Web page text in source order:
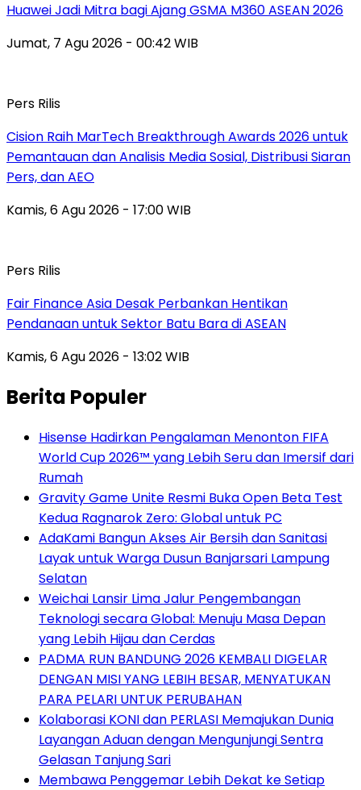
Huawei Jadi Mitra bagi Ajang GSMA M360 ASEAN 2026
Jumat, 7 Agu 2026 - 00:42 WIB
Pers Rilis
Cision Raih MarTech Breakthrough Awards 2026 untuk
Pemantauan dan Analisis Media Sosial, Distribusi Siaran
Pers, dan AEO
Kamis, 6 Agu 2026 - 17:00 WIB
Pers Rilis
Fair Finance Asia Desak Perbankan Hentikan
Pendanaan untuk Sektor Batu Bara di ASEAN
Kamis, 6 Agu 2026 - 13:02 WIB
Berita Populer
Hisense Hadirkan Pengalaman Menonton FIFA
World Cup 2026™ yang Lebih Seru dan Imersif dari
Rumah
Gravity Game Unite Resmi Buka Open Beta Test
Kedua Ragnarok Zero: Global untuk PC
AdaKami Bangun Akses Air Bersih dan Sanitasi
Layak untuk Warga Dusun Banjarsari Lampung
Selatan
Weichai Lansir Lima Jalur Pengembangan
Teknologi secara Global: Menuju Masa Depan
yang Lebih Hijau dan Cerdas
PADMA RUN BANDUNG 2026 KEMBALI DIGELAR
DENGAN MISI YANG LEBIH BESAR, MENYATUKAN
PARA PELARI UNTUK PERUBAHAN
Kolaborasi KONI dan PERLASI Memajukan Dunia
Layangan Aduan dengan Mengunjungi Sentra
Gelasan Tanjung Sari
Membawa Penggemar Lebih Dekat ke Setiap